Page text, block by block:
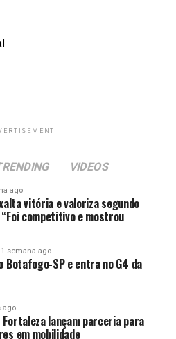
VIDEOS
ago
vitória e valoriza segundo
competitivo e mostrou
1 semana ago
Botafogo-SP e entra no G4 da
ago
Fortaleza lançam parceria para
em mobilidade